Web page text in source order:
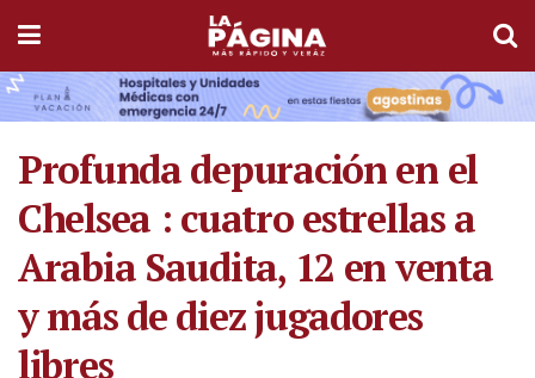
Profunda depuración en el
Chelsea : cuatro estrellas a
Arabia Saudita, 12 en venta
y más de diez jugadores
libres